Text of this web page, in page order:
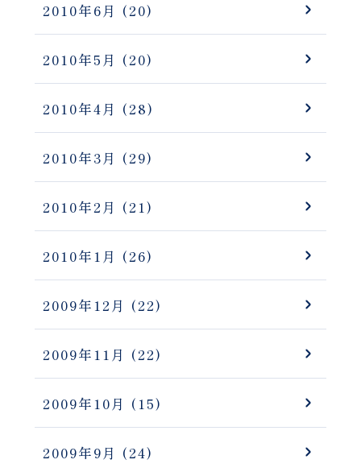
2010年6月 (20)
2010年5月 (20)
2010年4月 (28)
2010年3月 (29)
2010年2月 (21)
2010年1月 (26)
2009年12月 (22)
2009年11月 (22)
2009年10月 (15)
2009年9月 (24)